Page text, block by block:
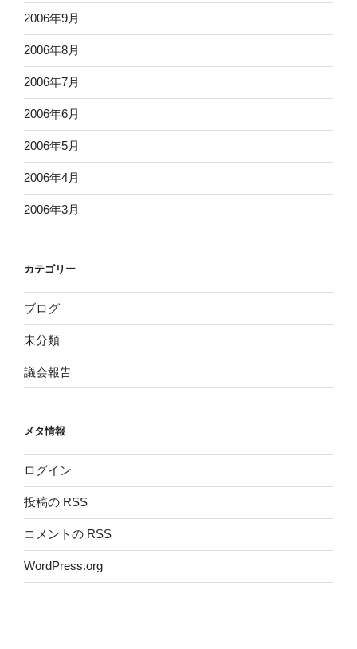
2006年9月
2006年8月
2006年7月
2006年6月
2006年5月
2006年4月
2006年3月
カテゴリー
ブログ
未分類
議会報告
メタ情報
ログイン
投稿の RSS
コメントの RSS
WordPress.org